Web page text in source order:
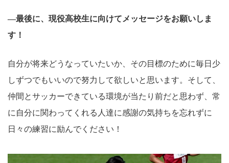
―最後に、現役高校生に向けてメッセージをお願いしま
す！
自分が将来どうなっていたいか、その目標のために毎日少
しずつでもいいので努力して欲しいと思います。そして、
仲間とサッカーできている環境が当たり前だと思わず、常
に自分に関わってくれる人達に感謝の気持ちを忘れずに
日々の練習に励んでください！